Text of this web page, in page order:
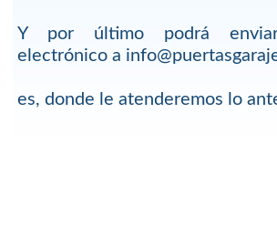
Y por último podrá
electrónico a
es, donde le atenderemos lo